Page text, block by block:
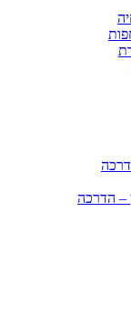
– הדרכה